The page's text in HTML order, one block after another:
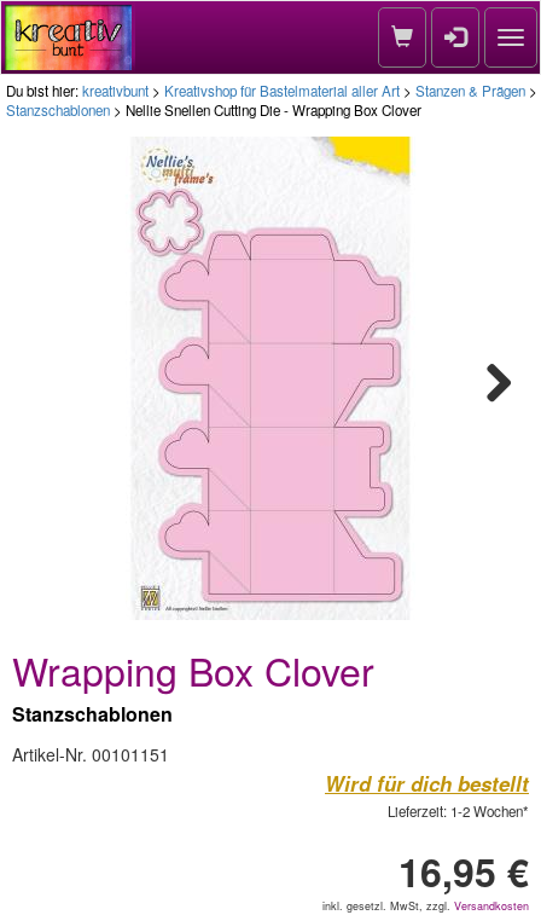
Du bist hier:kreativbunt > Kreativshop für Bastelmaterial aller Art > Stanzen & Prägen >
Stanzschablonen > Nellie Snellen Cutting Die - Wrapping Box Clover
Wrapping Box Clover
Stanzschablonen
Artikel-Nr. 00101151
Wird für dich bestellt
Lieferzeit: 1-2 Wochen*
16,95 €
inkl. gesetzl. MwSt, zzgl. Versandkosten